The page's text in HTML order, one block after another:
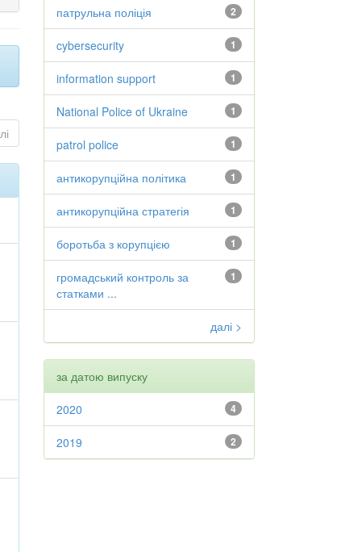
2
патрульна поліція
1
cybersecurity
1
information support
1
National Police of Ukraine
1
patrol police
1
антикорупційна політика
1
антикорупційна стратегія
1
боротьба з корупцією
1
громадський контроль за
статками ...
далі >
за датою випуску
4
2020
2
2019